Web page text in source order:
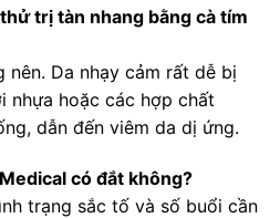
trị tàn nhang bằng cà tím
nên. Da nhạy cảm rất dễ bị
nhựa hoặc các hợp chất
dẫn đến viêm da dị ứng.
có đắt không?
trạng sắc tố và số buổi cần